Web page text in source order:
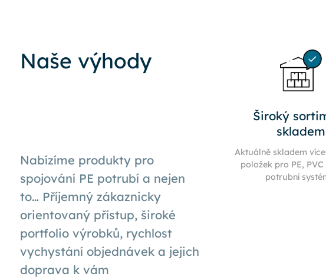
Naše výhody
Nabízíme produkty pro
spojování PE potrubí a nejen
to… Příjemný zákaznicky
orientovaný přístup, široké
portfolio výrobků, rychlost
vychystání objednávek a jejich
doprava k vám
Široký
skladem
Aktuálně skladem
položek pro PE,
potrubní